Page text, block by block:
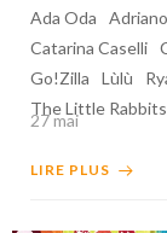
Ada Oda
Catarina Caselli
Go!Zilla
Lùlù
The Little Rabbits
27 mai
LIRE PLUS